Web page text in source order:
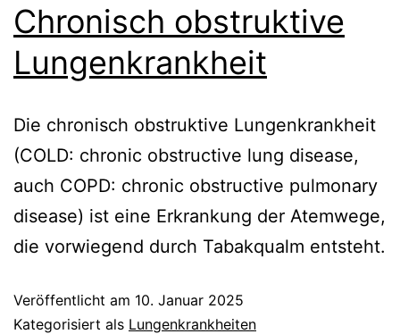
Chronisch obstruktive
Lungenkrankheit
Die chronisch obstruktive Lungenkrankheit
(COLD: chronic obstructive lung disease,
auch COPD: chronic obstructive pulmonary
disease) ist eine Erkrankung der Atemwege,
die vorwiegend durch Tabakqualm entsteht.
Veröffentlicht am 10. Januar 2025
Kategorisiert als Lungenkrankheiten